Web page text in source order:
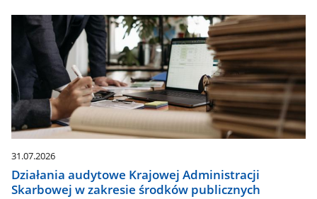
31.07.2026
Działania audytowe Krajowej Administracji
Skarbowej w zakresie środków publicznych